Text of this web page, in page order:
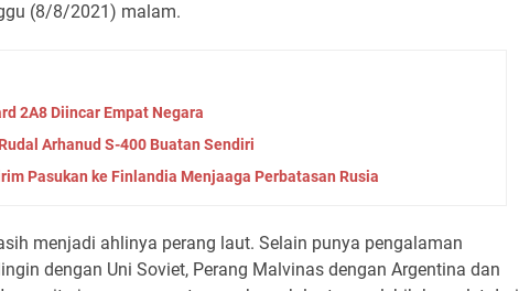
(8/8/2021) malam.
2A8 Diincar Empat Negara
Arhanud S-400 Buatan Sendiri
Pasukan ke Finlandia Menjaaga Perbatasan Rusia
menjadi ahlinya perang laut. Selain punya pengalaman
dengan Uni Soviet, Perang Malvinas dengan Argentina dan